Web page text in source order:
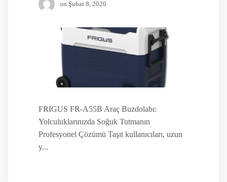
on Şubat 8, 2026
FRIGUS FR-A55B Araç Buzdolabı:
Yolculuklarınızda Soğuk Tutmanın
Profesyonel Çözümü Taşıt kullanıcıları, uzun
y...